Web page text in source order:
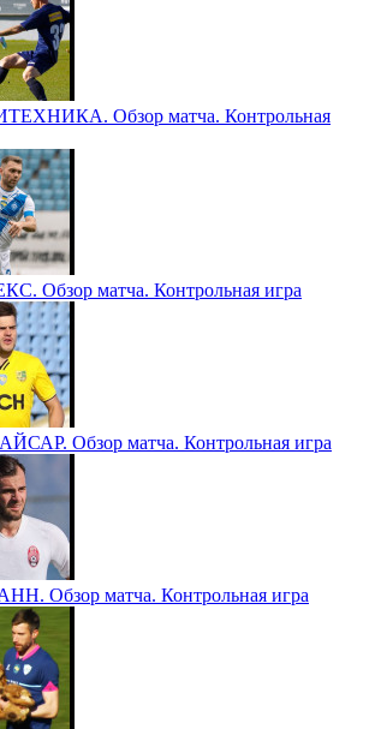
Обзор матча. Контрольная
Обзор матча. Контрольная игра
Обзор матча. Контрольная игра
Обзор матча. Контрольная игра